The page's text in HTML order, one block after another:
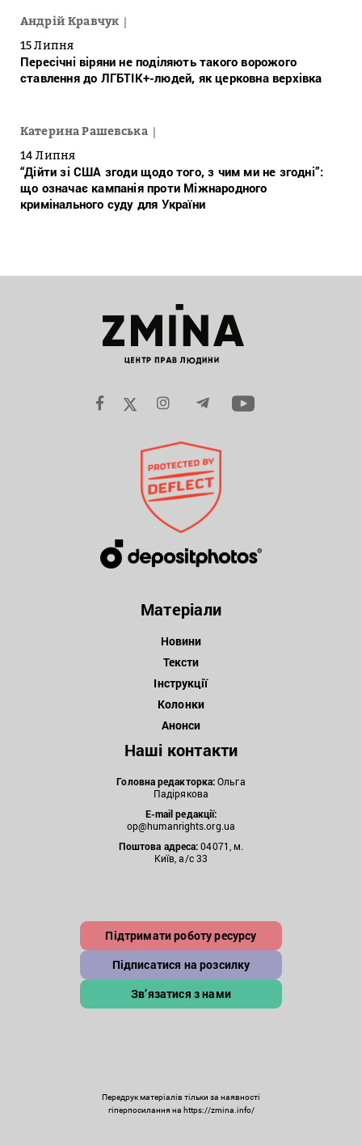
Андрій Кравчук
15 Липня
Пересічні віряни не поділяють такого ворожого
ставлення до ЛГБТІК+-людей, як церковна верхівка
Катерина Рашевська
14 Липня
“Дійти зі США згоди щодо того, з чим ми не згодні”:
що означає кампанія проти Міжнародного
кримінального суду для України
Матеріали
Новини
Тексти
Інструкції
Колонки
Анонси
Наші контакти
Головна редакторка:Ольга
Падірякова
E-mail редакції:
op@humanrights.org.ua
Поштова адреса:04071, м.
Київ, а/с 33
Підтримати роботу ресурсу
Підписатися на розсилку
Зв’язатися з нами
Передрук матеріалів тільки за наявності
гіперпосилання на https://zmina.info/